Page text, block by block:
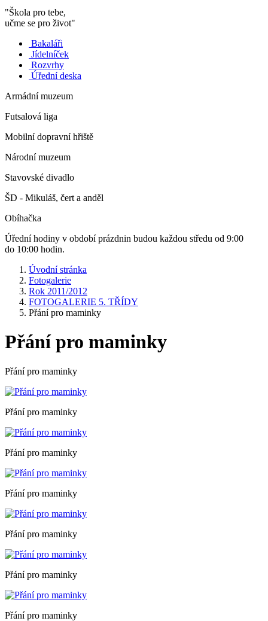
"Škola pro tebe,
učme se pro život"
Bakaláři
Jídelníček
Rozvrhy
Úřední deska
Armádní muzeum
Futsalová liga
Mobilní dopravní hřiště
Národní muzeum
Stavovské divadlo
ŠD - Mikuláš, čert a anděl
Obíhačka
Úřední hodiny v období prázdnin budou každou středu od 9:00
do 10:00 hodin.
Úvodní stránka
Fotogalerie
Rok 2011/2012
FOTOGALERIE 5. TŘÍDY
Přání pro maminky
Přání pro maminky
Přání pro maminky
Přání pro maminky
Přání pro maminky
Přání pro maminky
Přání pro maminky
Přání pro maminky
Přání pro maminky